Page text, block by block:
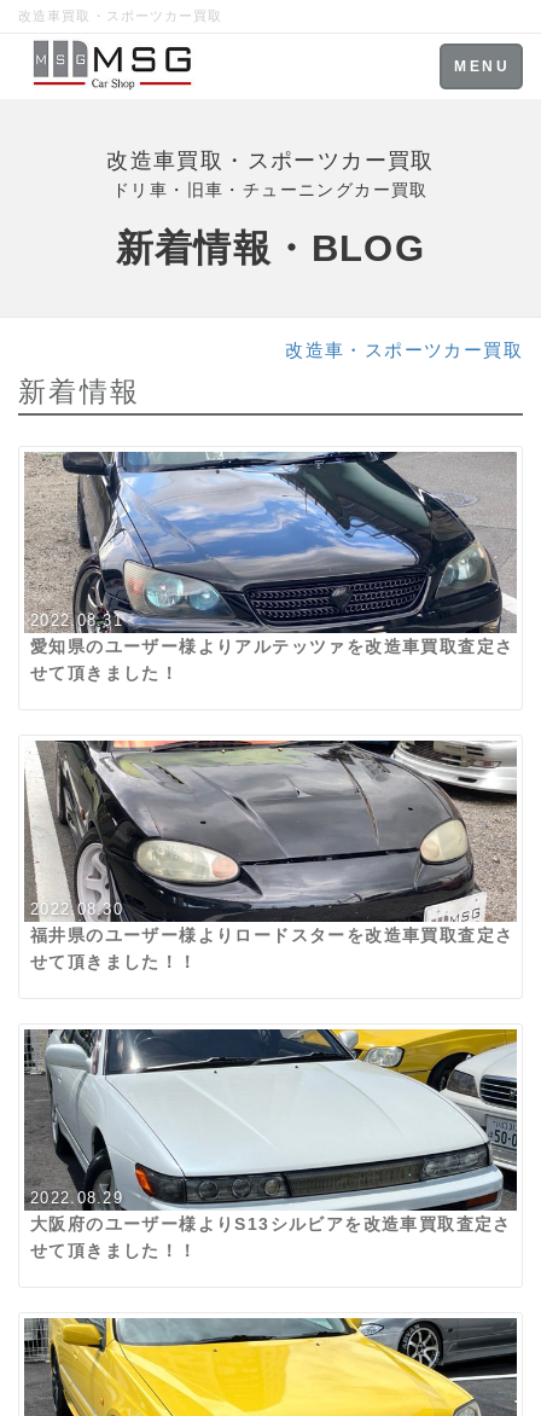
改造車買取・スポーツカー買取
Toggle
navigation
MENU
改造車買取・スポーツカー買取
ドリ車・旧車・チューニングカー買取
新着情報・BLOG
改造車・スポーツカー買取
新着情報
2022.08.31
愛知県のユーザー様よりアルテッツァを改造車買取査定さ
せて頂きました！
2022.08.30
福井県のユーザー様よりロードスターを改造車買取査定さ
せて頂きました！！
2022.08.29
大阪府のユーザー様よりS13シルビアを改造車買取査定さ
せて頂きました！！